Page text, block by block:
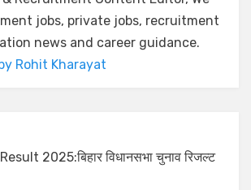
jobs, private jobs, recruitment
news and career guidance.
Rohit Kharayat
2025:बिहार विधानसभा चुनाव रिजल्ट